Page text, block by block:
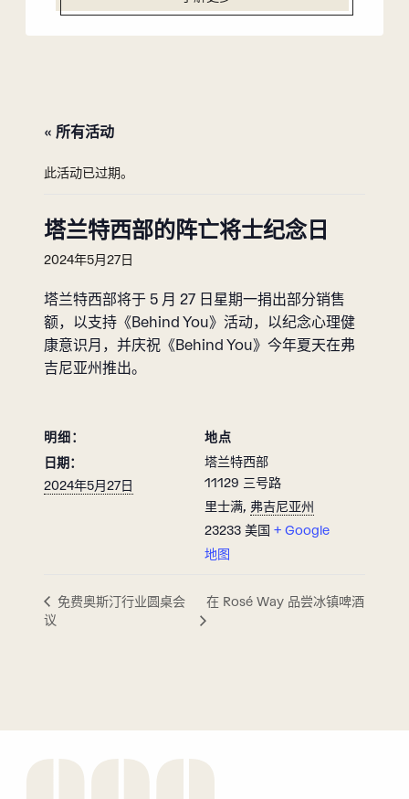
« 所有活动
此活动已过期。
塔兰特西部的阵亡将士纪念日
2024年5月27日
塔兰特西部将于 5 月 27 日星期一捐出部分销售
额，以支持《Behind You》活动，以纪念心理健
康意识月，并庆祝《Behind You》今年夏天在弗
吉尼亚州推出。
明细：
日期：
2024年5月27日
地点
塔兰特西部
11129 三号路
里士满, 弗吉尼亚州
23233 美国 + Google
地图
免费奥斯汀行业圆桌会
议
在 Rosé Way 品尝冰镇啤酒